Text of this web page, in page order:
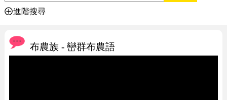
進階搜尋
布農族 - 巒群布農語